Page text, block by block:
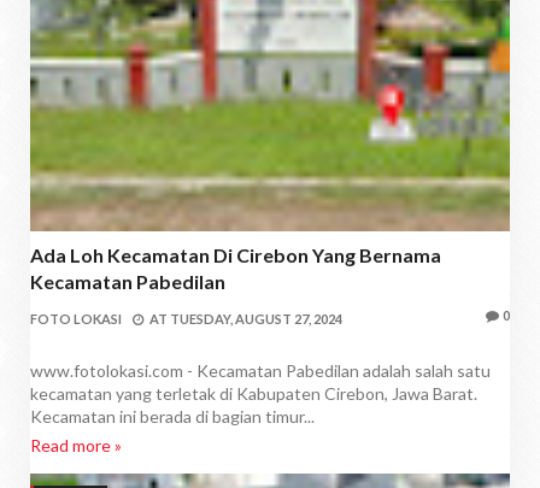
Ada Loh Kecamatan Di Cirebon Yang Bernama
Kecamatan Pabedilan
FOTO LOKASI AT TUESDAY, AUGUST 27, 2024 0
www.fotolokasi.com - Kecamatan Pabedilan adalah salah satu
kecamatan yang terletak di Kabupaten Cirebon, Jawa Barat.
Kecamatan ini berada di bagian timur...
Read more »